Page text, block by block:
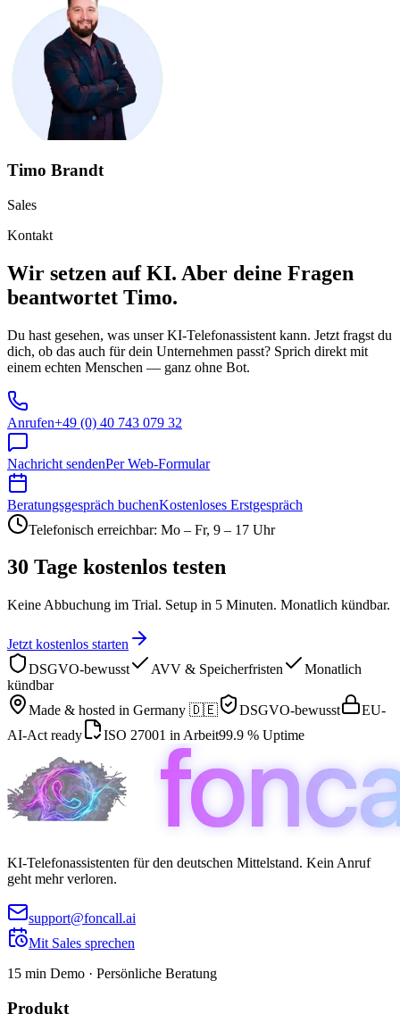
Timo Brandt
Sales
Kontakt
Wir setzen auf KI. Aber deine Fragen
beantwortet Timo.
Du hast gesehen, was unser KI-Telefonassistent kann. Jetzt fragst du
dich, ob das auch für dein Unternehmen passt? Sprich direkt mit
einem echten Menschen — ganz ohne Bot.
Anrufen+49 (0) 40 743 079 32
Nachricht sendenPer Web-Formular
Beratungsgespräch buchenKostenloses Erstgespräch
Telefonisch erreichbar: Mo – Fr, 9 – 17 Uhr
30 Tage kostenlos testen
Keine Abbuchung im Trial. Setup in 5 Minuten. Monatlich kündbar.
Jetzt kostenlos starten
DSGVO-bewusst
AVV & Speicherfristen
Monatlich
kündbar
Made & hosted in Germany 🇩🇪 DSGVO-bewusst
EU-
AI-Act ready
ISO 27001 in Arbeit99.9 % Uptime
KI-Telefonassistenten für den deutschen Mittelstand. Kein Anruf
geht mehr verloren.
support@foncall.ai
Mit Sales sprechen
15 min Demo · Persönliche Beratung
Produkt